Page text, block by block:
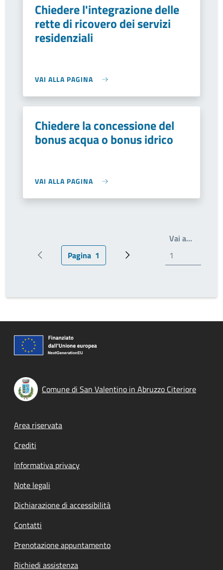
Chiedere l'integrazione delle
rette di ricovero dei servizi
residenziali
VAI ALLA PAGINA
Chiedere la concessione del
bonus acqua o bonus idrico
VAI ALLA PAGINA
Pagina precedentePagina attuale
Pagina 1 Prossima pagina
Vai a…
Comune di San Valentino in Abruzzo Citeriore
Footer menu
Area riservata
Crediti
Informativa privacy
Note legali
Dichiarazione di accessibilità
Contatti
Prenotazione appuntamento
Richiedi assistenza